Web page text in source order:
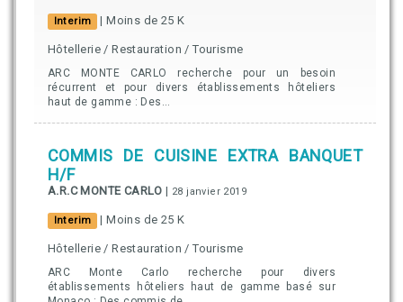
Interim | Moins de 25 K
Hôtellerie / Restauration / Tourisme
ARC MONTE CARLO recherche pour un besoin
récurrent et pour divers établissements hôteliers
haut de gamme : Des...
COMMIS DE CUISINE EXTRA BANQUET
H/F
A.R.C MONTE CARLO | 28 janvier 2019
Interim | Moins de 25 K
Hôtellerie / Restauration / Tourisme
ARC Monte Carlo recherche pour divers
établissements hôteliers haut de gamme basé sur